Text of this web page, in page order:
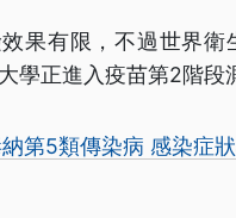
果有限，不過世界
學正進入疫苗第2階段
第5類傳染病 感染症